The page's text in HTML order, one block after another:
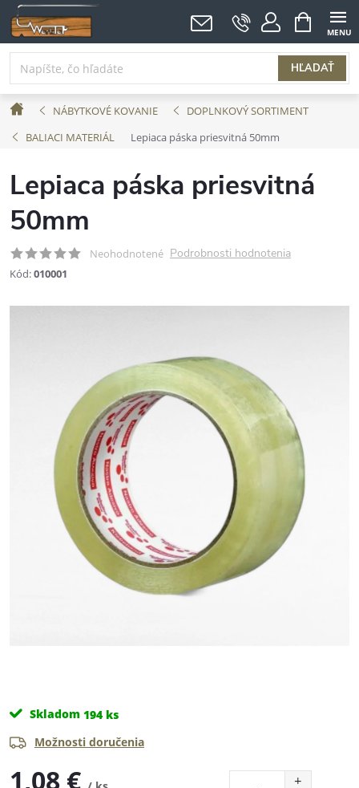
Prejsť
na
obsah
HĽADAŤ
NÁKUPNÝ
KOŠÍK
DomovNÁBYTKOVÉ KOVANIE
DOPLNKOVÝ SORTIMENT
BALIACI MATERIÁL
Lepiaca páska priesvitná 50mm
Lepiaca páska priesvitná
50mm
Neohodnotené Podrobnosti hodnotenia
Kód:010001
Skladom 194 ks
Možnosti doručenia
1,08 €